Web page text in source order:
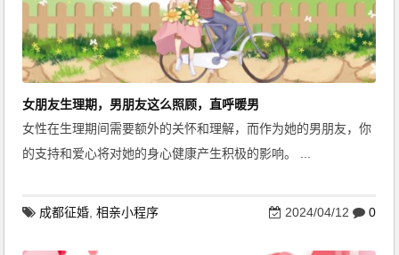
女朋友生理期，男朋友这么照顾，直呼暖男
女性在生理期间需要额外的关怀和理解，而作为她的男朋友，你
的支持和爱心将对她的身心健康产生积极的影响。 ...
成都征婚 ,相亲小程序 2024/04/12 0